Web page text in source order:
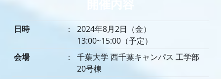
日時 ：
2024年8月2日（金）
13:00~15:00（予定）
会場
：
千葉大学 西千葉キャンパス 工学部
20号棟